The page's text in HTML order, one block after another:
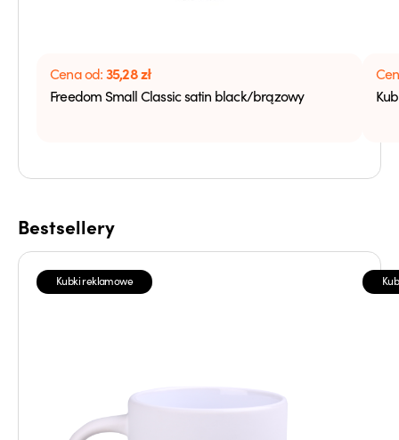
Cena od:35,28zł
Freedom Small Classic satin black/brązowy
Bestsellery
Kubki reklamowe